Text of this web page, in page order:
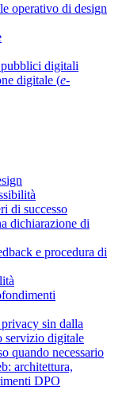
operativo di design
digitali
digitale (e-
di successo
dichiarazione di
e procedura di
sin dalla
servizio digitale
quando necessario
architettura,
DPO